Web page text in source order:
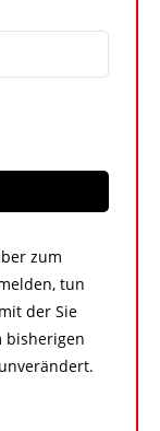
zum
tun
der Sie
bisherigen